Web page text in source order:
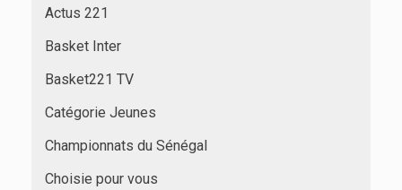
Actus 221
Basket Inter
Basket221 TV
Catégorie Jeunes
Championnats du Sénégal
Choisie pour vous